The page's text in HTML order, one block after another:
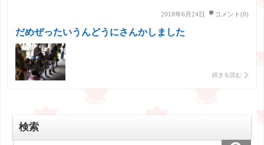
2018年6月24日 コメント(0)
だめぜったいうんどうにさんかしました
続きを読む
検索